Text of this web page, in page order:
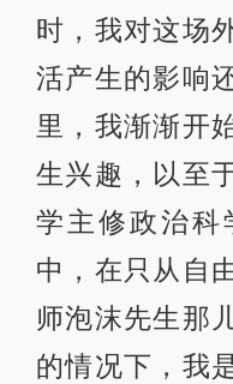
时，我对这场
活产生的影响
里，我渐渐开
生兴趣，以至
学主修政治科
中，在只从自
师泡沫先生那
的情况下，我